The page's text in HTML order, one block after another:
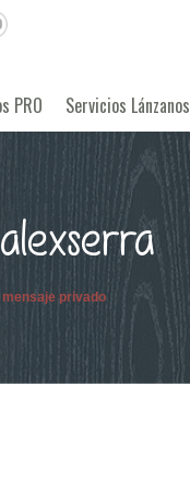
PRO Servicios Lánzanos
mensaje privado